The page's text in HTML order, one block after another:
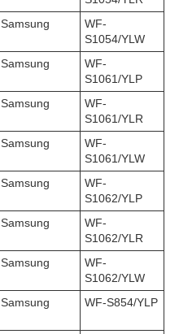
Samsung
WF-
S1054/YLW
Samsung
WF-
S1061/YLP
Samsung
WF-
S1061/YLR
Samsung
WF-
S1061/YLW
Samsung
WF-
S1062/YLP
Samsung
WF-
S1062/YLR
Samsung
WF-
S1062/YLW
Samsung WF-S854/YLP